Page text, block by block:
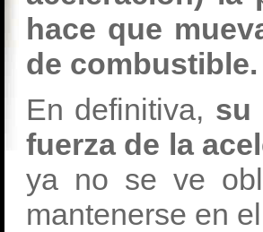
hace que
de combustible.
En definitiva, su
fuerza de la
ya no se ve
mantenerse en